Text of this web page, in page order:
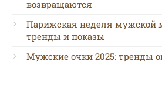
возвращаются
Парижская неделя мужской
тренды и показы
Мужские очки 2025: тренды